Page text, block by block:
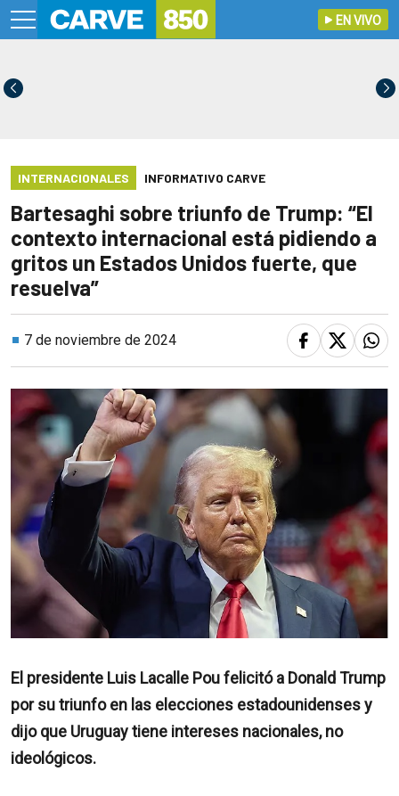
EN VIVO
INTERNACIONALES INFORMATIVO CARVE
Bartesaghi sobre triunfo de Trump: “El
contexto internacional está pidiendo a
gritos un Estados Unidos fuerte, que
resuelva”
7 de noviembre de 2024
El presidente Luis Lacalle Pou felicitó a Donald Trump
por su triunfo en las elecciones estadounidenses y
dijo que Uruguay tiene intereses nacionales, no
ideológicos.